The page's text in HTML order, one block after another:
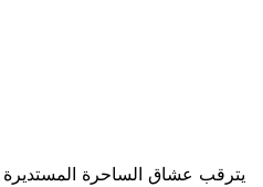
يترقب عشاق الساحرة المستديرة